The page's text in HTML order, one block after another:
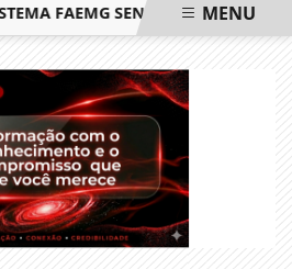
FAEMG SENAR LANÇA O PRIMEIRO
MENU